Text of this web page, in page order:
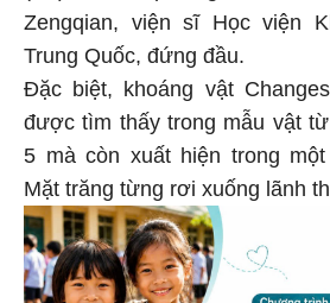
Zengqian, viện sĩ Học viện
Trung Quốc, đứng đầu.
Đặc biệt, khoáng vật
được tìm thấy trong mẫu vật
5 mà còn xuất hiện trong
Mặt trăng từng rơi xuống lãnh